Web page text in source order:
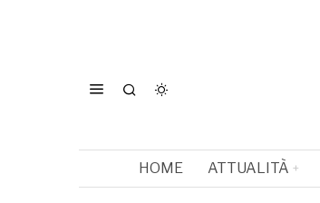
HOME ATTUALITÀ